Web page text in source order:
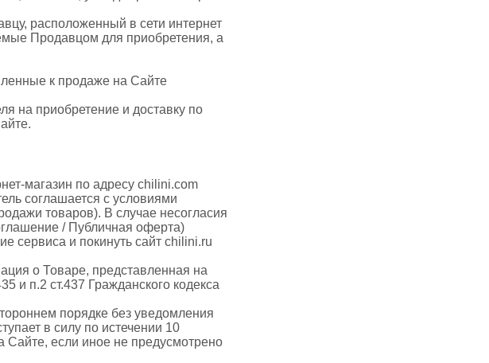
расположенный в сети интернет
Продавцом для приобретения, а
к продаже на Сайте
на приобретение и доставку по
магазин по адресу chilini.com
соглашается с условиями
товаров). В случае несогласия
/ Публичная оферта)
сервиса и покинуть сайт chilini.ru
о Товаре, представленная на
и п.2 ст.437 Гражданского кодекса
порядке без уведомления
в силу по истечении 10
Сайте, если иное не предусмотрено